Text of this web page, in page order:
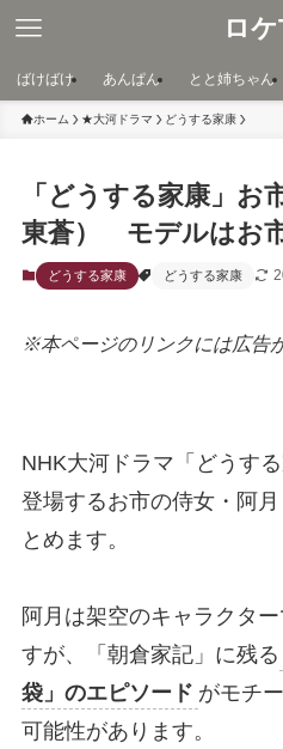
ロ
ばけばけ あんぱん とと姉ちゃん
ホーム ★大河ドラマ どうする家康
「どうする家康」お
東蒼） モデルはお
どうする家康 どうする家康
※本ページのリンクには広告
NHK大河ドラマ「どうす
登場するお市の侍女・阿
とめます。
阿月は架空のキャラクタ
すが、「朝倉家記」に残る
袋」のエピソード がモチ
可能性があります。